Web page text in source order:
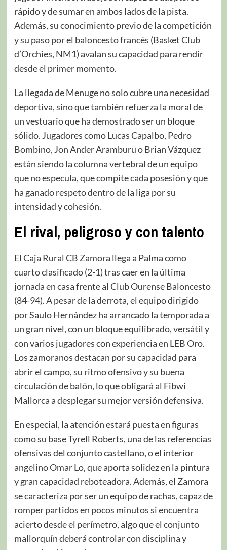
rápido y de sumar en ambos lados de la pista.
Además, su conocimiento previo de la competición
y su paso por el baloncesto francés (Basket Club
d’Orchies, NM1) avalan su capacidad para rendir
desde el primer momento.
La llegada de Menuge no solo cubre una necesidad
deportiva, sino que también refuerza la moral de
un vestuario que ha demostrado ser un bloque
sólido. Jugadores como Lucas Capalbo, Pedro
Bombino, Jon Ander Aramburu o Brian Vázquez
están siendo la columna vertebral de un equipo
que no especula, que compite cada posesión y que
ha ganado respeto dentro de la liga por su
intensidad y cohesión.
El rival, peligroso y con talento
El Caja Rural CB Zamora llega a Palma como
cuarto clasificado (2-1) tras caer en la última
jornada en casa frente al Club Ourense Baloncesto
(84-94). A pesar de la derrota, el equipo dirigido
por Saulo Hernández ha arrancado la temporada a
un gran nivel, con un bloque equilibrado, versátil y
con varios jugadores con experiencia en LEB Oro.
Los zamoranos destacan por su capacidad para
abrir el campo, su ritmo ofensivo y su buena
circulación de balón, lo que obligará al Fibwi
Mallorca a desplegar su mejor versión defensiva.
En especial, la atención estará puesta en figuras
como su base Tyrell Roberts, una de las referencias
ofensivas del conjunto castellano, o el interior
angelino Omar Lo, que aporta solidez en la pintura
y gran capacidad reboteadora. Además, el Zamora
se caracteriza por ser un equipo de rachas, capaz de
romper partidos en pocos minutos si encuentra
acierto desde el perímetro, algo que el conjunto
mallorquín deberá controlar con disciplina y